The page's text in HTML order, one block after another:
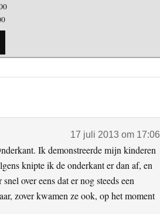
17 juli 2013 om 17:06
Ik demonstreerde mijn kinderen
knipte ik de onderkant er dan af, en
over eens dat er nog steeds een
zover kwamen ze ook, op het moment